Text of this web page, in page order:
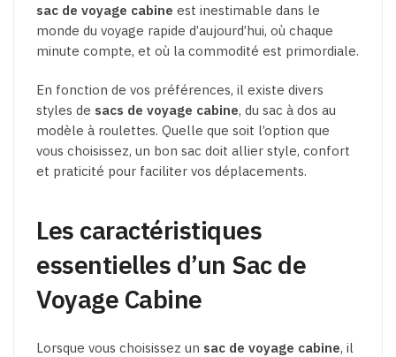
sac de voyage cabine est inestimable dans le
monde du voyage rapide d’aujourd’hui, où chaque
minute compte, et où la commodité est primordiale.
En fonction de vos préférences, il existe divers
styles de sacs de voyage cabine, du sac à dos au
modèle à roulettes. Quelle que soit l’option que
vous choisissez, un bon sac doit allier style, confort
et praticité pour faciliter vos déplacements.
Les caractéristiques
essentielles d’un Sac de
Voyage Cabine
Lorsque vous choisissez un sac de voyage cabine, il